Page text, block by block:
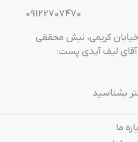
09122707470
خیابان کریمی، نبش محققی
فروشگاه آقای لیف آیدی پست:
بشناسید
ما